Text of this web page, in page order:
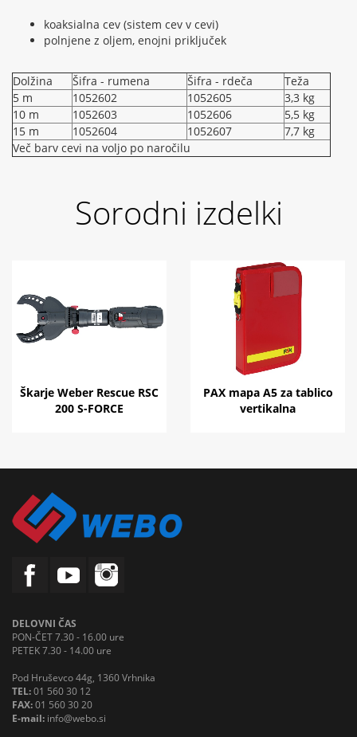
koaksialna cev (sistem cev v cevi)
polnjene z oljem, enojni priključek
Dolžina Šifra - rumena Šifra - rdeča
Teža
5 m
1052602 1052605
3,3 kg
10 m
1052603 1052606
5,5 kg
15 m
1052604 1052607
7,7 kg
Več barv cevi na voljo po naročilu
Sorodni izdelki
Škarje Weber Rescue RSC
200 S-FORCE
PAX mapa A5 za tablico
vertikalna
DELOVNI ČAS
PON-ČET 7.30 - 16.00 ure
PETEK 7.30 - 14.00 ure
Pod Hruševco 44g, 1360 Vrhnika
TEL:01 560 30 12
FAX:01 560 30 20
E-mail: info@webo.si